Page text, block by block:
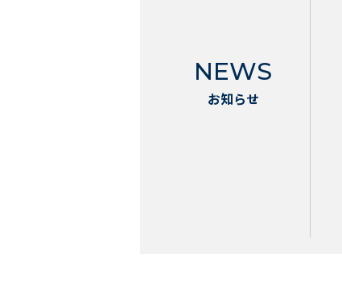
NEWS
お知らせ